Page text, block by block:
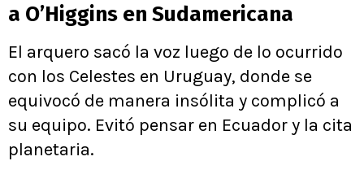
a O’Higgins en Sudamericana
El arquero sacó la voz luego de lo ocurrido
con los Celestes en Uruguay, donde se
equivocó de manera insólita y complicó a
su equipo. Evitó pensar en Ecuador y la cita
planetaria.